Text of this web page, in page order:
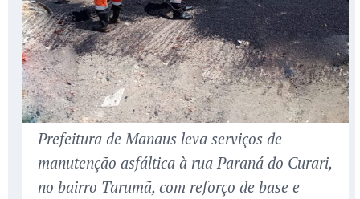
Prefeitura de Manaus leva serviços de
manutenção asfáltica à rua Paraná do Curari,
no bairro Tarumã, com reforço de base e